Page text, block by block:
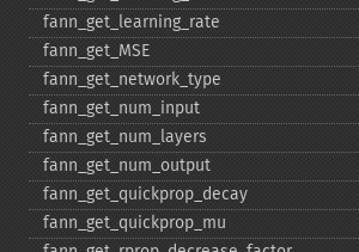
fann_​get_​learning_​rate
fann_​get_​MSE
fann_​get_​network_​type
fann_​get_​num_​input
fann_​get_​num_​layers
fann_​get_​num_​output
fann_​get_​quickprop_​decay
fann_​get_​quickprop_​mu